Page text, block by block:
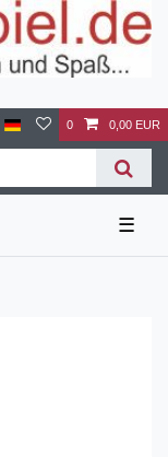
0 0,00 EUR
☰